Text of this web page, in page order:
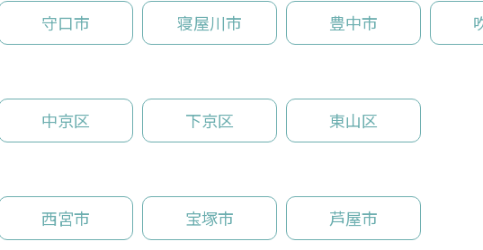
守口市 寝屋川市 豊中市
中京区 下京区 東山区
西宮市 宝塚市 芦屋市